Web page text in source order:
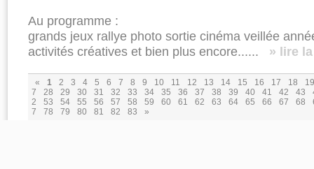
Au programme :
grands jeux rallye photo sortie cinéma veillée
activités créatives et bien plus encore......
» lire
« 1 2 3 4 5 6 7 8 9 10 11 12 13 14 15 16 17 18
19
7
28 29 30 31 32 33 34 35 36 37 38 39 40 41 42 43
2
53 54 55 56 57 58 59 60 61 62 63 64 65 66 67 68
7
78 79 80 81 82 83 »